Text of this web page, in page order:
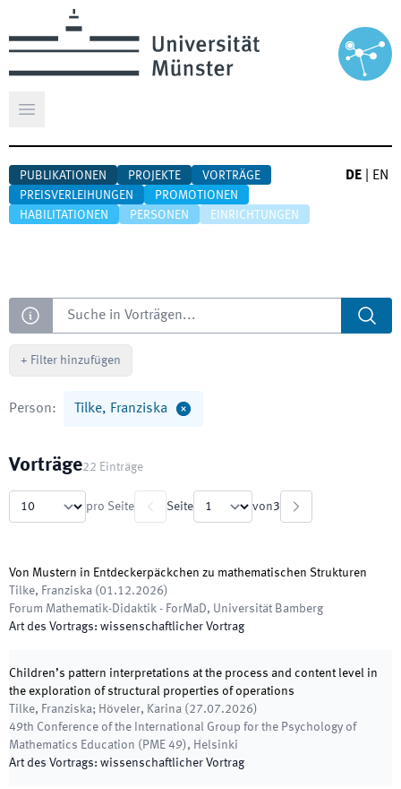
Hauptmenü öffnen
PUBLIKATIONEN PROJEKTE
VORTRÄGE
PREISVERLEIHUNGEN
PROMOTIONEN
HABILITATIONEN
PERSONEN EINRICHTUNGEN
DE EN
Suche
+ Filter hinzufügen
Person: Tilke, Franziska
Vorträge22 Einträge
pro Seite Seite von3
Von Mustern in Entdeckerpäckchen zu mathematischen Strukturen
Tilke, Franziska (01.12.2026)
Forum Mathematik-Didaktik - ForMaD, Universität Bamberg
Art des Vortrags: wissenschaftlicher Vortrag
Children’s pattern interpretations at the process and content level in
the exploration of structural properties of operations
Tilke, Franziska; Höveler, Karina ( 27.07.2026)
49th Conference of the International Group for the Psychology of
Mathematics Education (PME 49), Helsinki
Art des Vortrags: wissenschaftlicher Vortrag